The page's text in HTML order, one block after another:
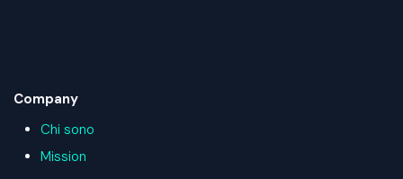
Company
Chi sono
Mission